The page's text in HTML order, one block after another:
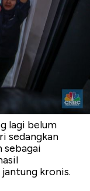
lagi belum
sedangkan
sebagai
kronis.